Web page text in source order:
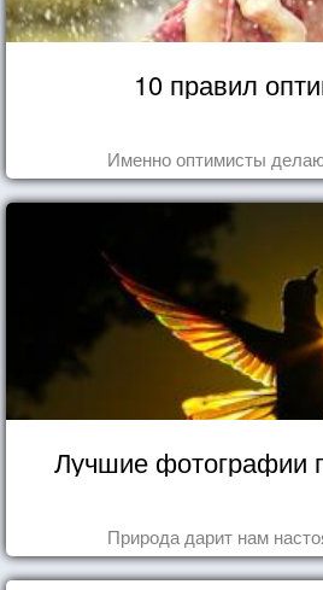
10 правил
Именно оптимисты
Лучшие фотографии
Природа дарит нам